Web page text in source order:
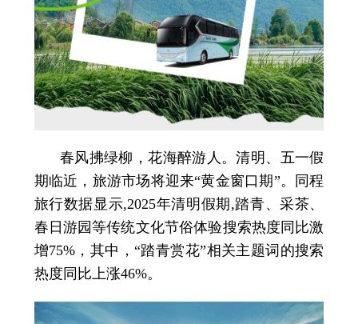
春风拂绿柳，花海醉游人。清明、五一假
期临近，旅游市场将迎来“黄金窗口期”。同程
旅行数据显示,2025年清明假期,踏青、采茶、
春日游园等传统文化节俗体验搜索热度同比激
增75%，其中，“踏青赏花”相关主题词的搜索
热度同比上涨46%。